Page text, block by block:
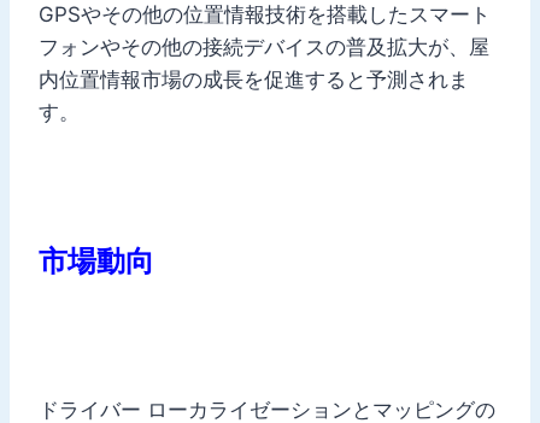
GPSやその他の位置情報技術を搭載したスマート
フォンやその他の接続デバイスの普及拡大が、屋
内位置情報市場の成長を促進すると予測されま
す。
市場動向
ドライバー ローカライゼーションとマッピングの